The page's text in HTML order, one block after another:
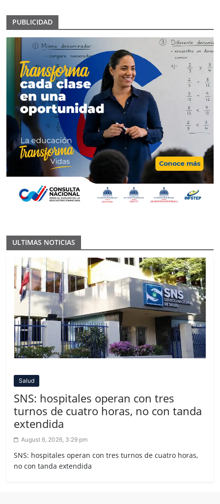
PUBLICIDAD
ULTIMAS NOTICIAS
Salud
SNS: hospitales operan con tres
turnos de cuatro horas, no con tanda
extendida
August 6, 2026, 3:29 pm
SNS: hospitales operan con tres turnos de cuatro horas,
no con tanda extendida